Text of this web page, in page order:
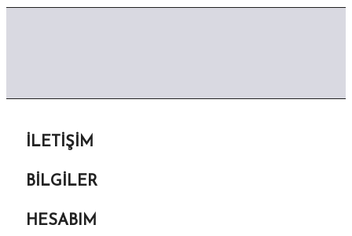
İLETIŞIM
BILGILER
HESABIM